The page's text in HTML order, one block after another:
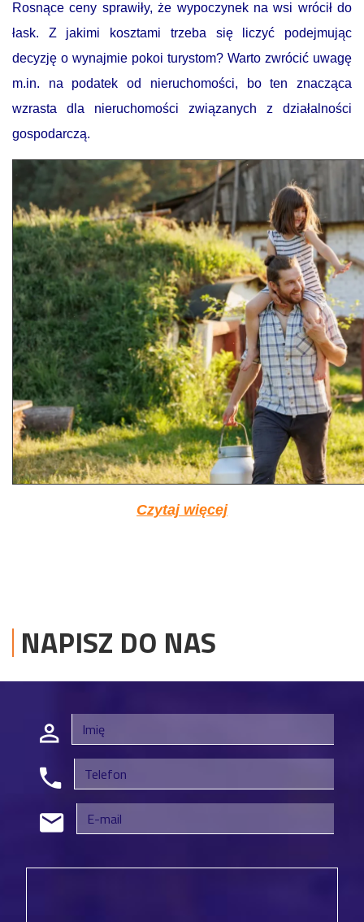
Rosnące ceny sprawiły, że wypoczynek na wsi wrócił do
łask. Z jakimi kosztami trzeba się liczyć podejmując
decyzję o wynajmie pokoi turystom? Warto zwrócić uwagę
m.in. na podatek od nieruchomości, bo ten znacząca
wzrasta dla nieruchomości związanych z działalności
gospodarczą.
Czytaj więcej
NAPISZ DO NAS